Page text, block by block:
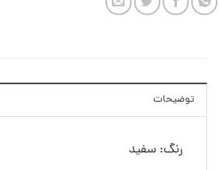
توضیحات
رنگ: سفید